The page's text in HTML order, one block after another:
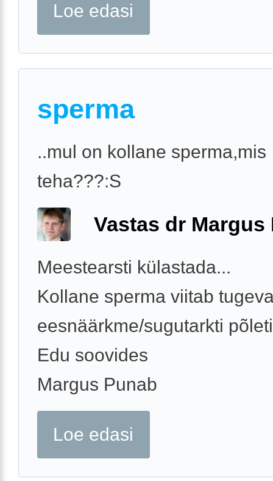
Loe edasi
sperma
..mul on kollane sperma,mis
teha???:S
Vastas dr Margus
Meestearsti külastada...
Kollane sperma viitab
eesnäärkme/sugutarkti
Edu soovides
Margus Punab
Loe edasi